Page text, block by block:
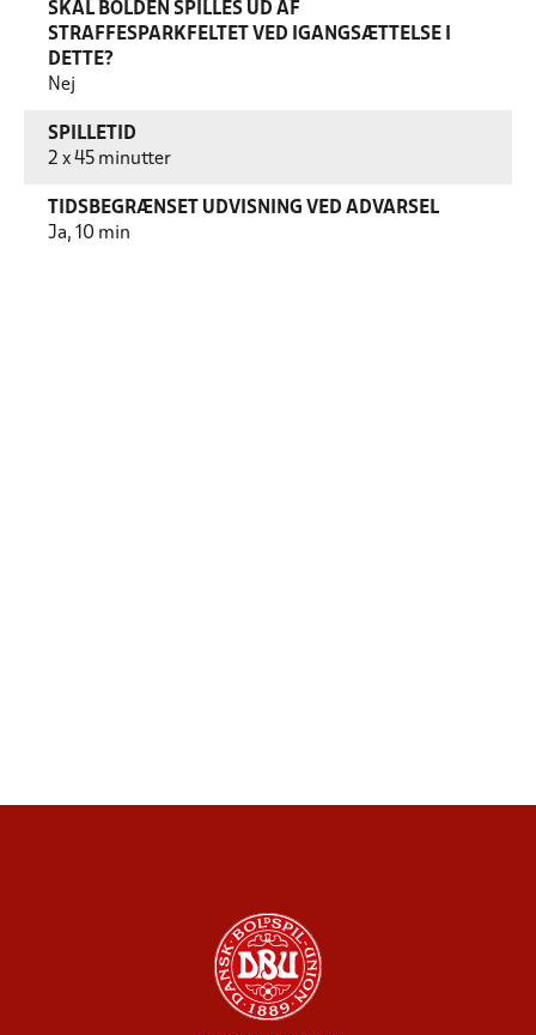
SKAL BOLDEN SPILLES UD AF
STRAFFESPARKFELTET VED IGANGSÆTTELSE I
DETTE?
Nej
SPILLETID
2 x 45 minutter
TIDSBEGRÆNSET UDVISNING VED ADVARSEL
Ja, 10 min